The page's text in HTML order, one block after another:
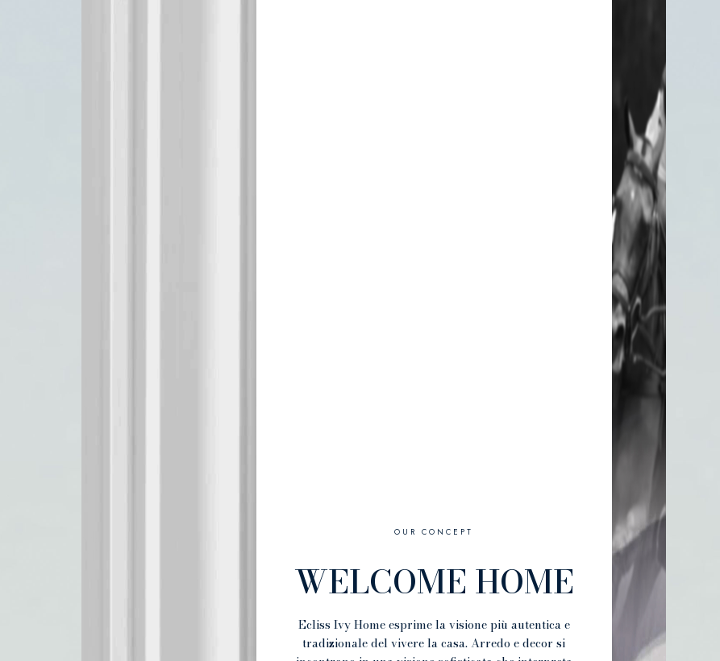
OUR CONCEPT
WELCOME HOME
Ecliss Ivy Home esprime la visione più autentica e
tradizionale del vivere la casa. Arredo e decor si